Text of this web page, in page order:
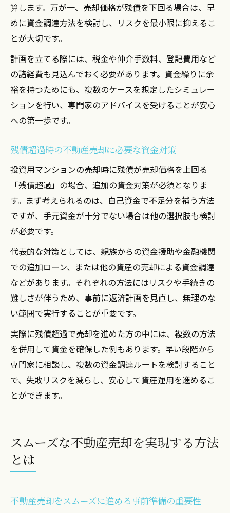
算します。万が一、売却価格が残債を下回る場合は、早
めに資金調達方法を検討し、リスクを最小限に抑えるこ
とが大切です。
計画を立てる際には、税金や仲介手数料、登記費用など
の諸経費も見込んでおく必要があります。資金繰りに余
裕を持つためにも、複数のケースを想定したシミュレー
ションを行い、専門家のアドバイスを受けることが安心
への第一歩です。
残債超過時の不動産売却に必要な資金対策
投資用マンションの売却時に残債が売却価格を上回る
「残債超過」の場合、追加の資金対策が必須となりま
す。まず考えられるのは、自己資金で不足分を補う方法
ですが、手元資金が十分でない場合は他の選択肢も検討
が必要です。
代表的な対策としては、親族からの資金援助や金融機関
での追加ローン、または他の資産の売却による資金調達
などがあります。それぞれの方法にはリスクや手続きの
難しさが伴うため、事前に返済計画を見直し、無理のな
い範囲で実行することが重要です。
実際に残債超過で売却を進めた方の中には、複数の方法
を併用して資金を確保した例もあります。早い段階から
専門家に相談し、複数の資金調達ルートを検討すること
で、失敗リスクを減らし、安心して資産運用を進めるこ
とができます。
スムーズな不動産売却を実現する方法
とは
不動産売却をスムーズに進める事前準備の重要性